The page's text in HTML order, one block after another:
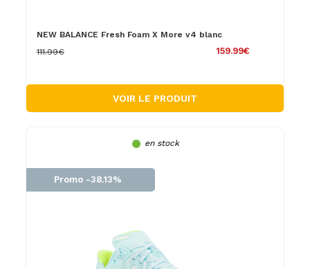
NEW BALANCE Fresh Foam X More v4 blanc
159.99€
111.99€
VOIR LE PRODUIT
en stock
Promo -38.13%